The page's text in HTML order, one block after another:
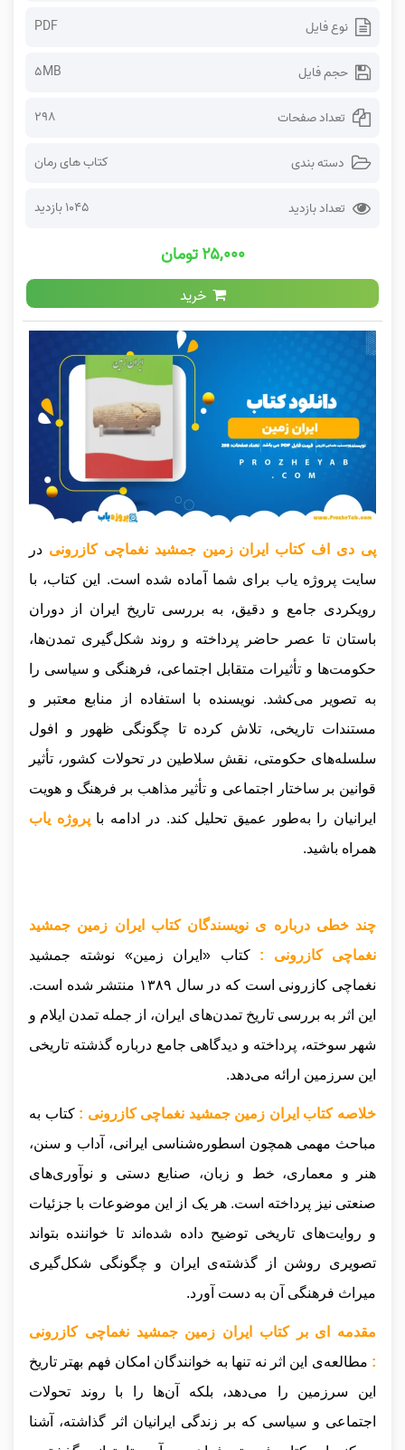
نوع فایل PDF
حجم فایل 5MB
تعداد صفحات 298
دسته بندی کتاب های رمان
تعداد بازدید 1045 بازدید
۲۵,۰۰۰ تومان
خرید
پی دی اف کتاب ایران زمین جمشید نغماچی کازرونی در
سایت پروژه یاب برای شما آماده شده است. این کتاب، با
رویکردی جامع و دقیق، به بررسی تاریخ ایران از دوران
باستان تا عصر حاضر پرداخته و روند شکل‌گیری تمدن‌ها،
حکومت‌ها و تأثیرات متقابل اجتماعی، فرهنگی و سیاسی را
به تصویر می‌کشد. نویسنده با استفاده از منابع معتبر و
مستندات تاریخی، تلاش کرده تا چگونگی ظهور و افول
سلسله‌های حکومتی، نقش سلاطین در تحولات کشور، تأثیر
قوانین بر ساختار اجتماعی و تأثیر مذاهب بر فرهنگ و هویت
ایرانیان را به‌طور عمیق تحلیل کند. در ادامه با پروژه یاب
همراه باشید.
چند خطی درباره ی نویسندگان کتاب ایران زمین جمشید
نغماچی کازرونی : کتاب «ایران زمین» نوشته جمشید
نغماچی کازرونی است که در سال ۱۳۸۹ منتشر شده است.
این اثر به بررسی تاریخ تمدن‌های ایران، از جمله تمدن ایلام و
شهر سوخته، پرداخته و دیدگاهی جامع درباره گذشته تاریخی
این سرزمین ارائه می‌دهد.
خلاصه کتاب ایران زمین جمشید نغماچی کازرونی : کتاب به
مباحث مهمی همچون اسطوره‌شناسی ایرانی، آداب و سنن،
هنر و معماری، خط و زبان، صنایع دستی و نوآوری‌های
صنعتی نیز پرداخته است. هر یک از این موضوعات با جزئیات
و روایت‌های تاریخی توضیح داده شده‌اند تا خواننده بتواند
تصویری روشن از گذشته‌ی ایران و چگونگی شکل‌گیری
میراث فرهنگی آن به دست آورد.
مقدمه ای بر کتاب ایران زمین جمشید نغماچی کازرونی
: مطالعه‌ی این اثر نه تنها به خوانندگان امکان فهم بهتر تاریخ
این سرزمین را می‌دهد، بلکه آن‌ها را با روند تحولات
اجتماعی و سیاسی که بر زندگی ایرانیان اثر گذاشته، آشنا